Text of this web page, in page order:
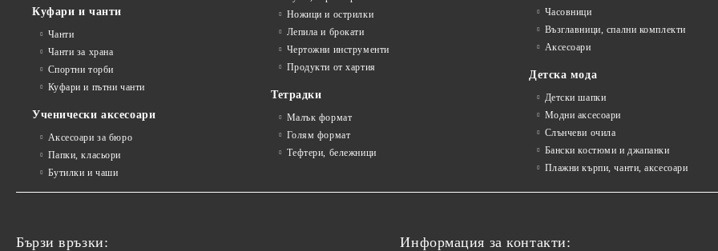
Куфари и чанти
Чанти
Чанти за храна
Спортни торби
Куфари и пътни чанти
Ученически аксесоари
Аксесоари за бюро
Папки, класьори
Бутилки и чаши
Ножици и острилки
Лепила и брокати
Чертожни инструменти
Продукти от хартия
Тетрадки
Малък формат
Голям формат
Тефтери, бележници
Часовници
Възглавници, спални комплекти
Аксесоари
Детска мода
Детски шапки
Модни аксесоари
Слънчеви очила
Бански костюми и джапанки
Плажни кърпи, чанти, аксесоари
Бързи връзки: Информация за контакти: